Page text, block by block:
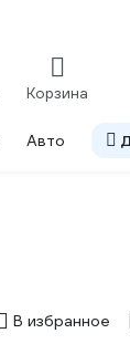
Корзина
Авто
В избранное